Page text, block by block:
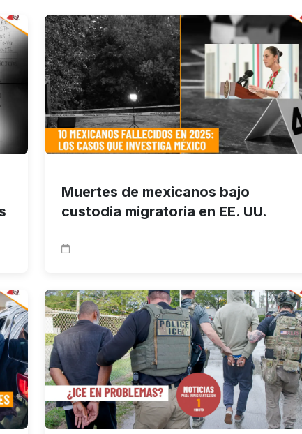
Muertes de mexicanos bajo
custodia migratoria en EE. UU.